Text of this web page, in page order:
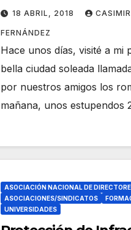
Críticas
18 ABRIL, 2018
FERNÁNDEZ
Hace unos días, visité a mi
bella ciudad soleada
por nuestros amigos los
mañana, unos estupendos
ASOCIACIÓN NACIONAL DE
ASOCIACIONES/SINDICATOS
UNIVERSIDADES